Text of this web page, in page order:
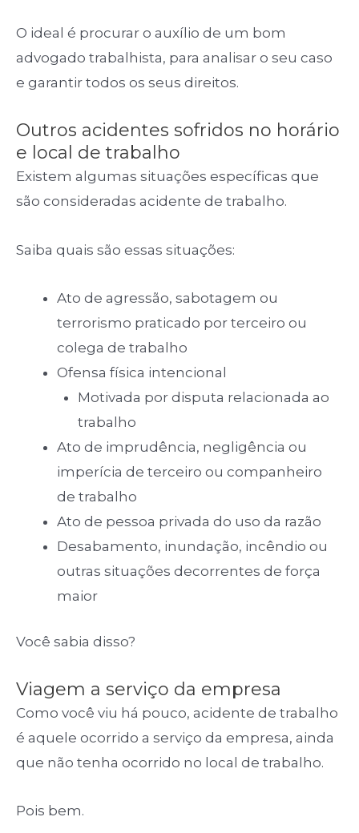
O ideal é procurar o auxílio de um bom
advogado trabalhista, para analisar o seu caso
e garantir todos os seus direitos.
Outros acidentes sofridos no horário
e local de trabalho
Existem algumas situações específicas que
são consideradas acidente de trabalho.
Saiba quais são essas situações:
Ato de agressão, sabotagem ou
terrorismo praticado por terceiro ou
colega de trabalho
Ofensa física intencional
Motivada por disputa relacionada ao
trabalho
Ato de imprudência, negligência ou
imperícia de terceiro ou companheiro
de trabalho
Ato de pessoa privada do uso da razão
Desabamento, inundação, incêndio ou
outras situações decorrentes de força
maior
Você sabia disso?
Viagem a serviço da empresa
Como você viu há pouco, acidente de trabalho
é aquele ocorrido a serviço da empresa, ainda
que não tenha ocorrido no local de trabalho.
Pois bem.